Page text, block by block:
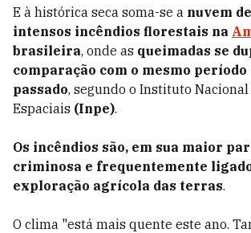
E à histórica seca soma-se a nuvem
intensos incêndios florestais na
brasileira, onde as queimadas se
comparação com o mesmo período
passado, segundo o Instituto
Espaciais (Inpe).
Os incêndios são, em sua maior
criminosa e frequentemente
exploração agrícola das terras.
O clima "está mais quente este ano.